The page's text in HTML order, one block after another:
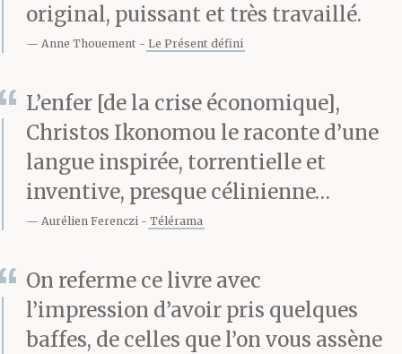
original, puissant et très travaillé.
Anne Thouement Le Présent défini
L’enfer [de la crise économique],
Christos Ikonomou le raconte d’une
langue inspirée, torrentielle et
inventive, presque célinienne…
Aurélien Ferenczi Télérama
On referme ce livre avec
l’impression d’avoir pris quelques
baffes, de celles que l’on vous assène